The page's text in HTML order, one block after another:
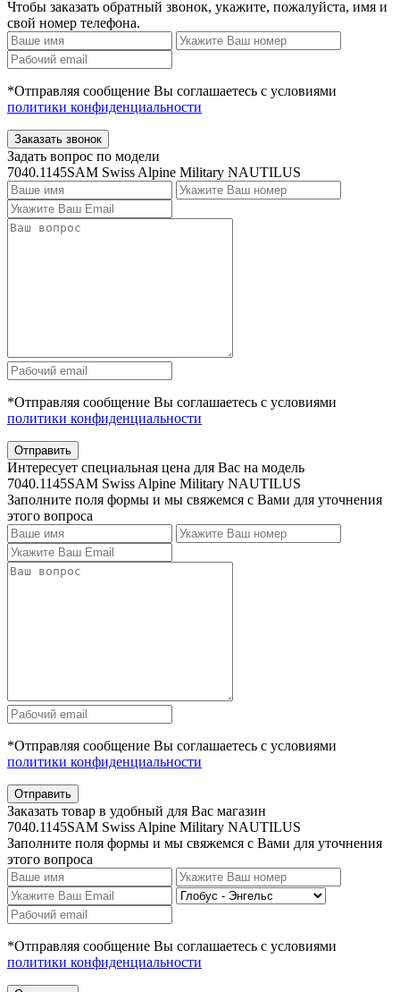
Чтобы заказать обратный звонок, укажите, пожалуйста, имя и
свой номер телефона.
*Отправляя сообщение Вы соглашаетесь с условиями
политики конфиденциальности
Заказать звонок
Задать вопрос по модели
7040.1145SAM Swiss Alpine Military NAUTILUS
*Отправляя сообщение Вы соглашаетесь с условиями
политики конфиденциальности
Отправить
Интересует специальная цена для Вас на модель
7040.1145SAM Swiss Alpine Military NAUTILUS
Заполните поля формы и мы свяжемся с Вами для уточнения
этого вопроса
*Отправляя сообщение Вы соглашаетесь с условиями
политики конфиденциальности
Отправить
Заказать товар в удобный для Вас магазин
7040.1145SAM Swiss Alpine Military NAUTILUS
Заполните поля формы и мы свяжемся с Вами для уточнения
этого вопроса
*Отправляя сообщение Вы соглашаетесь с условиями
политики конфиденциальности